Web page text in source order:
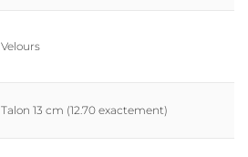
Velours
Talon 13 cm (12.70 exactement)